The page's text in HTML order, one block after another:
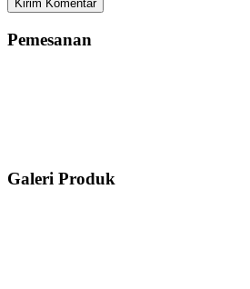
Pemesanan
Galeri Produk